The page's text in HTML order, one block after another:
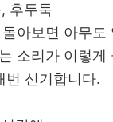
후두둑
아보면 아무도
소리가 이렇게
번 신기합니다.